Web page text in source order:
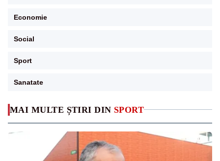
MAI MULTE ȘTIRI DIN SPORT
Economie
Social
Sport
Sanatate